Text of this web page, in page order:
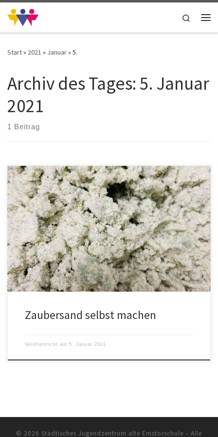
Zum Inhalt springen
Search
Start» 2021 » Januar»5.
Archiv des Tages: 5. Januar
2021
1 Beitrag
Zaubersand selbst machen
Veröffentlicht am 5. Januar 2021
© 2026 Städtisches Jugendzentrum alte Emstorschule – Alle